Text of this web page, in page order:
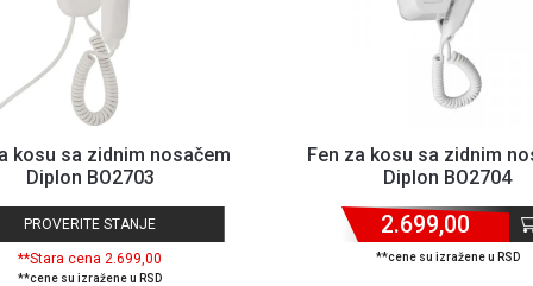
kosu sa zidnim nosačem
Diplon BO2703
PROVERITE STANJE
**Stara cena 2.699,00
**cene su izražene u RSD
Fen za kosu sa zidnim
Diplon BO2704
2.699,00
**cene su izražene u RSD